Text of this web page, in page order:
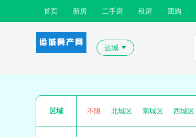
首页 新房 二手房 租房 团购
运城
区域 不限 北城区 南城区 西城区